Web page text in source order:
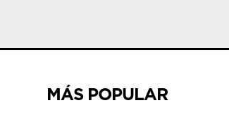
MÁS POPULAR